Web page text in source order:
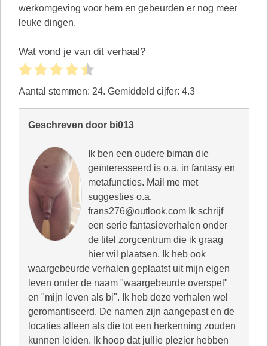
werkomgeving voor hem en gebeurden er nog meer
leuke dingen.
Wat vond je van dit verhaal?
Aantal stemmen: 24. Gemiddeld cijfer: 4.3
Geschreven door bi013
Ik ben een oudere biman die
geïnteresseerd is o.a. in fantasy en
metafuncties. Mail me met
suggesties o.a.
frans276@outlook.com Ik schrijf
een serie fantasieverhalen onder
de titel zorgcentrum die ik graag
hier wil plaatsen. Ik heb ook
waargebeurde verhalen geplaatst uit mijn eigen
leven onder de naam "waargebeurde overspel"
en "mijn leven als bi". Ik heb deze verhalen wel
geromantiseerd. De namen zijn aangepast en de
locaties alleen als die tot een herkenning zouden
kunnen leiden. Ik hoop dat jullie plezier hebben